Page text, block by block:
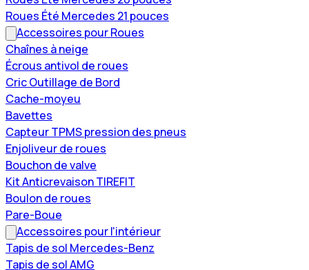
Roues Été Mercedes 21 pouces
Accessoires pour Roues
Chaînes à neige
Écrous antivol de roues
Cric Outillage de Bord
Cache-moyeu
Bavettes
Capteur TPMS pression des pneus
Enjoliveur de roues
Bouchon de valve
Kit Anticrevaison TIREFIT
Boulon de roues
Pare-Boue
Accessoires pour l'intérieur
Tapis de sol Mercedes-Benz
Tapis de sol AMG